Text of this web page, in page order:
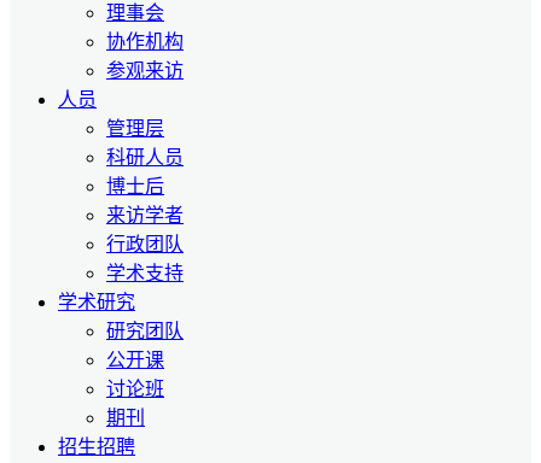
理事会
协作机构
参观来访
人员
管理层
科研人员
博士后
来访学者
行政团队
学术支持
学术研究
研究团队
公开课
讨论班
期刊
招生招聘